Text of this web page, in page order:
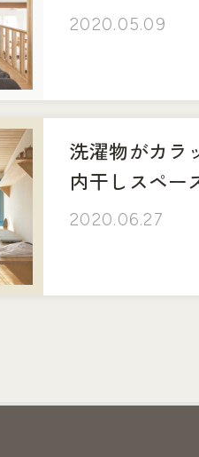
2020.05.09
洗濯物がカラ
内干しスペー
2020.06.27